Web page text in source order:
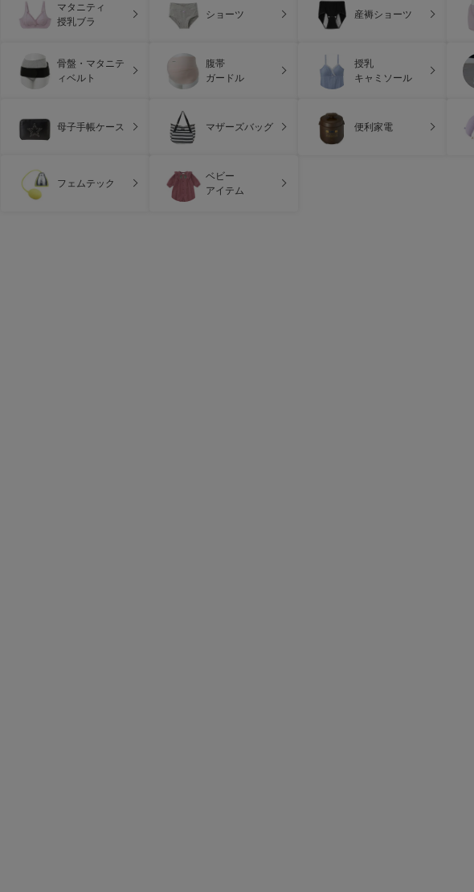
マタニティ
授乳ブラ
ショーツ 産褥ショーツ
骨盤・マタニテ
ィベルト
腹帯
ガードル
授乳
キャミソール
母子手帳ケース マザーズバッグ 便利家電
フェムテック
ベビー
アイテム